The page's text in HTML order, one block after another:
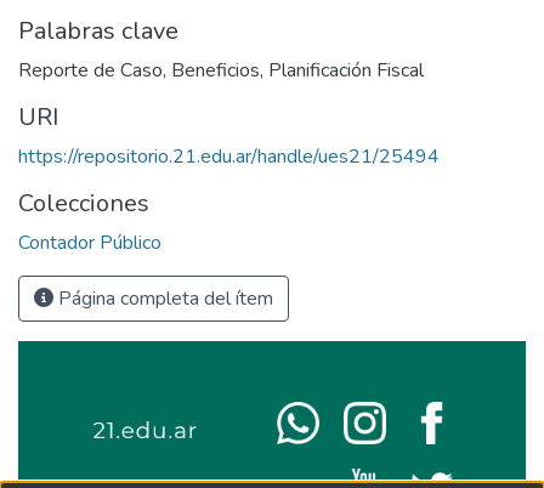
Palabras clave
Reporte de Caso, Beneficios, Planificación Fiscal
URI
https://repositorio.21.edu.ar/handle/ues21/25494
Colecciones
Contador Público
Página completa del ítem